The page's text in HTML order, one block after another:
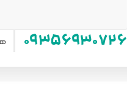
۰۹۳۵۶۹۳۰۷۲۶